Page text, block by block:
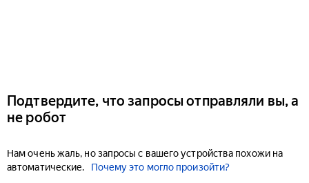
Подтвердите, что запросы отправляли вы, а
не робот
Нам очень жаль, но запросы с вашего устройства похожи на
автоматические.
Почему это могло произойти?